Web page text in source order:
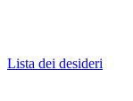
Lista dei desideri